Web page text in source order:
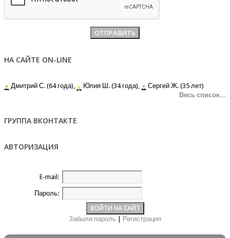
НА САЙТЕ ON-LINE
Дмитрий С. (64 года), Юлия Ш. (34 года),
Сергей Ж. (35 лет)
Весь список...
ГРУППА ВКОНТАКТЕ
АВТОРИЗАЦИЯ
E-mail:
Пароль:
Забыли пароль | Регистрация